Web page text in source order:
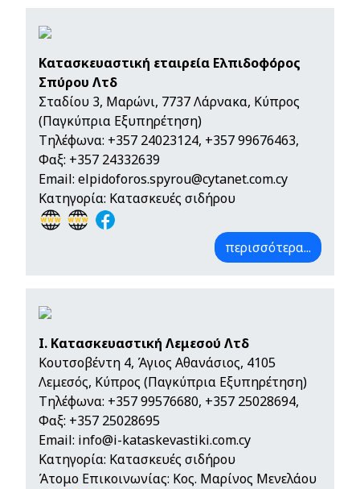
Κατασκευαστική εταιρεία Ελπιδοφόρος
Σπύρου Λτδ
Σταδίου 3, Μαρώνι, 7737 Λάρνακα, Κύπρος
(Παγκύπρια Εξυπηρέτηση)
Τηλέφωνα: +357 24023124, +357 99676463,
Φαξ: +357 24332639
Email: elpidoforos.spyrou@cytanet.com.cy
Κατηγορία: Κατασκευές σιδήρου
περισσότερα...
Ι. Κατασκευαστική Λεμεσού Λτδ
Κουτσοβέντη 4, Άγιος Αθανάσιος, 4105
Λεμεσός, Κύπρος (Παγκύπρια Εξυπηρέτηση)
Τηλέφωνα: +357 99576680, +357 25028694,
Φαξ: +357 25028695
Email: info@i-kataskevastiki.com.cy
Κατηγορία: Κατασκευές σιδήρου
Άτομο Επικοινωνίας: Κος. Μαρίνος Μενελάου